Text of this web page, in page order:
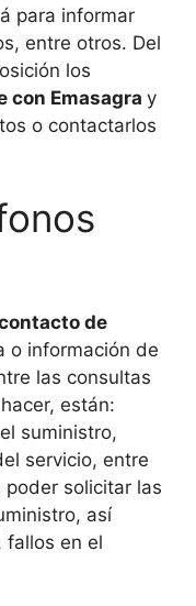
para informar
entre otros. Del
los
con Emasagra y
o contactarlos
de
o información de
las consultas
están:
suministro,
servicio, entre
solicitar las
así
fallos en el